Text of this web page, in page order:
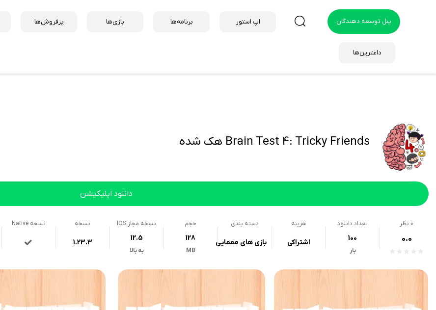
پنل توسعه دهندگان اپ استور برنامه‌ها بازی‌ها پرفروش‌ها
داغترین‌ها
Brain Test 4: Tricky Friends هک شده
دانلود اپلیکیشن
0 نظر
0.0
تعداد دانلود
100
بار
هزینه
اشتراکی
دسته بندی
بازی های معمایی
حجم
128
MB
نسخه مجاز IOS
12.5
به بالا
نسخه
1.23.3
نسخه Native